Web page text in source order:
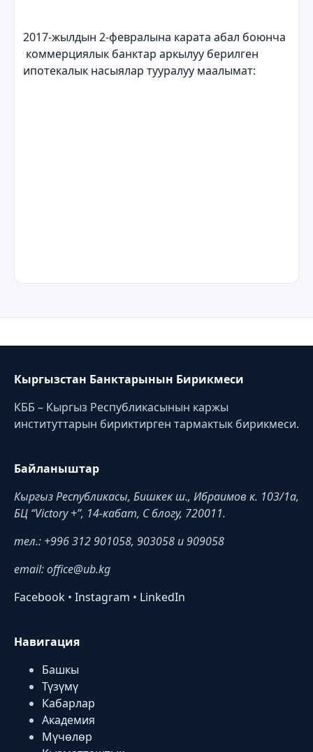
2017-жылдын 2-февралына карата абал боюнча
коммерциялык банктар аркылуу берилген
ипотекалык насыялар тууралуу маалымат:
Кыргызстан Банктарынын Бирикмеси
КББ – Кыргыз Республикасынын каржы
институттарын бириктирген тармактык бирикмеси.
Байланыштар
Кыргыз Республикасы, Бишкек ш., Ибраимов к. 103/1a,
БЦ “Victory +”, 14-кабат, C блогу, 720011.
тел.: +996 312 901058, 903058 и 909058
email: office@ub.kg
Facebook • Instagram • LinkedIn
Навигация
Башкы
Түзүмү
Кабарлар
Академия
Мүчөлөр